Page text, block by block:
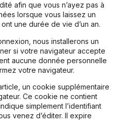
afin que vous n’ayez pas à
lorsque vous laissez un
une durée de vie d’un an.
nous installerons un
si votre navigateur accepte
aucune donnée personnelle
votre navigateur.
un cookie supplémentaire
Ce cookie ne contient
simplement l’identifiant
venez d’éditer. Il expire